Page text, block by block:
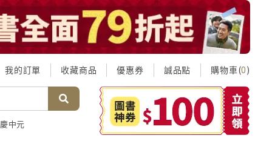
我的訂單 收藏商品 優惠券 誠品點 購物車(0)
中元